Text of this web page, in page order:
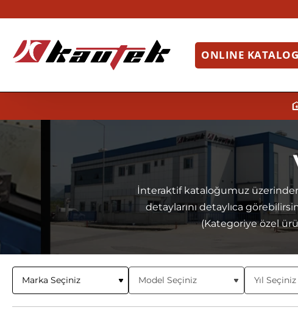
ONLINE KATALOG
İnteraktif kataloğumuz
detaylarını detaylıca
(Kategoriye özel